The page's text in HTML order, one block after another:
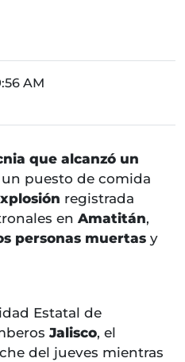
AM
que alcanzó un
puesto de comida
registrada
en Amatitán,
personas muertas y
Estatal de
Jalisco, el
del jueves mientras